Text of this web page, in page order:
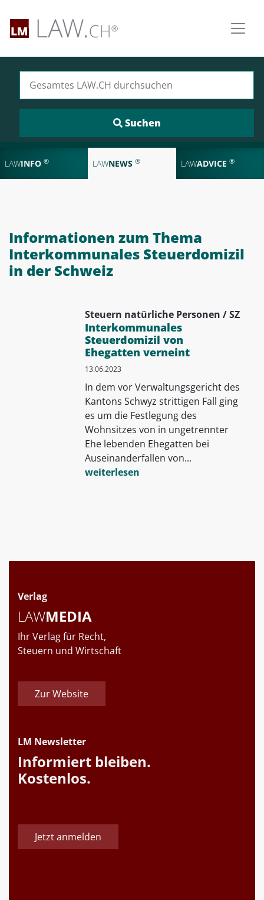
LAWINFO ® LAWNEWS ® LAWADVICE ®
Informationen zum Thema
Interkommunales Steuerdomizil
in der Schweiz
Steuern natürliche Personen / SZ
Interkommunales
Steuerdomizil von
Ehegatten verneint
13.06.2023
In dem vor Verwaltungsgericht des
Kantons Schwyz strittigen Fall ging
es um die Festlegung des
Wohnsitzes von in ungetrennter
Ehe lebenden Ehegatten bei
Auseinanderfallen von...
weiterlesen
Verlag
LAWMEDIA
Ihr Verlag für Recht,
Steuern und Wirtschaft
Zur Website
LM Newsletter
Informiert bleiben.
Kostenlos.
Jetzt anmelden